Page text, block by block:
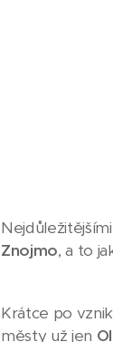
Znojmo, a to
Krátce po
městy už jen